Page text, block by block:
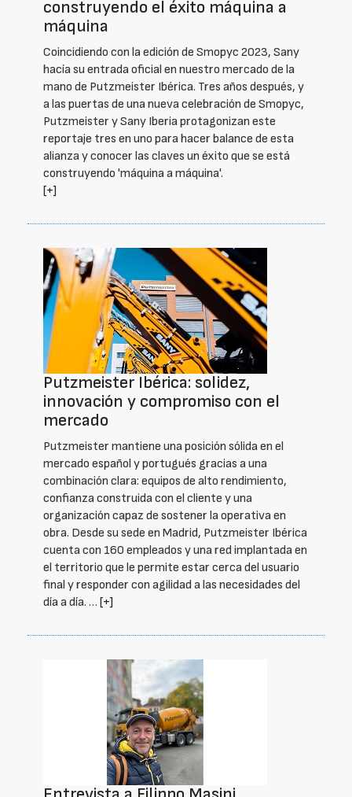
construyendo el éxito máquina a
máquina
Coincidiendo con la edición de Smopyc 2023, Sany
hacía su entrada oficial en nuestro mercado de la
mano de Putzmeister Ibérica. Tres años después, y
a las puertas de una nueva celebración de Smopyc,
Putzmeister y Sany Iberia protagonizan este
reportaje tres en uno para hacer balance de esta
alianza y conocer las claves un éxito que se está
construyendo 'máquina a máquina'.
[+]
Putzmeister Ibérica: solidez,
innovación y compromiso con el
mercado
Putzmeister mantiene una posición sólida en el
mercado español y portugués gracias a una
combinación clara: equipos de alto rendimiento,
confianza construida con el cliente y una
organización capaz de sostener la operativa en
obra. Desde su sede en Madrid, Putzmeister Ibérica
cuenta con 160 empleados y una red implantada en
el territorio que le permite estar cerca del usuario
final y responder con agilidad a las necesidades del
día a día. … [+]